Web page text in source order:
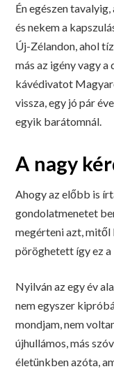
Én egészen
és nekem a
Új-Zélandon, ahol
más az igény vagy a
kávédivatot
vissza, egy jó pár
egyik barátomnál.
A nagy
Ahogy az előbb is
gondolatmenetet
megérteni azt,
pöröghetett így ez a
Nyilván az egy év
nem egyszer
mondjam, nem
újhullámos, más
életünkben azóta,